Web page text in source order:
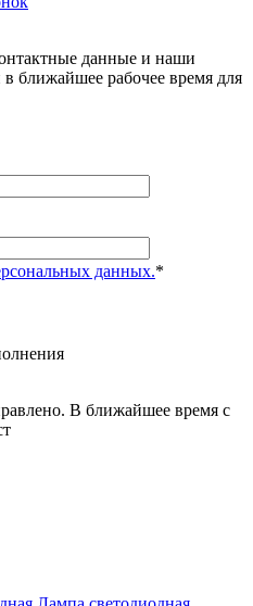
данные и наши
ближайшее рабочее время для
данных.*
В ближайшее время с